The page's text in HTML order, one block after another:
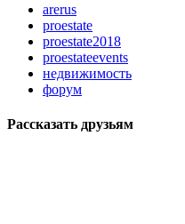
arerus
proestate
proestate2018
proestateevents
недвижимость
форум
Рассказать друзьям